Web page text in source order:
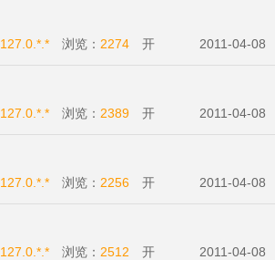
127.0.*.* 浏览： 2274 开
2011-04-08
127.0.*.* 浏览： 2389 开
2011-04-08
127.0.*.* 浏览： 2256 开
2011-04-08
127.0.*.* 浏览： 2512 开
2011-04-08